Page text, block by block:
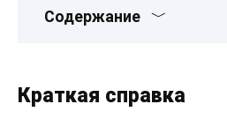
Содержание
Краткая справка